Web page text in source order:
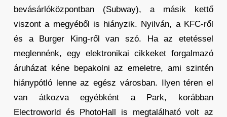
bevásárlóközpontban (Subway), a másik kettő
viszont a megyéből is hiányzik. Nyilván, a KFC-ről
és a Burger King-ről van szó. Ha az etetéssel
meglennénk, egy elektronikai cikkeket forgalmazó
áruházat kéne bepakolni az emeletre, ami szintén
hiánypótló lenne az egész városban. Ilyen téren el
van átkozva egyébként a Park, korábban
Electroworld és PhotoHall is megtalálható volt az